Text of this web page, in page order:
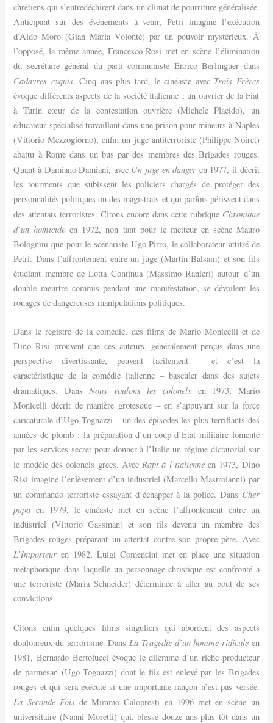
chrétiens qui s’entredéchirent dans un climat de pourriture généralisée.
Anticipant sur des événements à venir, Petri imagine l’exécution
d’Aldo Moro (Gian Maria Volontè) par un pouvoir mystérieux. À
l’opposé, la même année, Francesco Rosi met en scène l’élimination
du secrétaire général du parti communiste Enrico Berlinguer dans
Cadavres exquis. Cinq ans plus tard, le cinéaste avec Trois Frères
évoque différents aspects de la société italienne : un ouvrier de la Fiat
à Turin cœur de la contestation ouvrière (Michele Placido), un
éducateur spécialisé travaillant dans une prison pour mineurs à Naples
(Vittorio Mezzogiorno), enfin un juge antiterroriste (Philippe Noiret)
abattu à Rome dans un bus par des membres des Brigades rouges.
Quant à Damiano Damiani, avec Un juge en danger en 1977, il décrit
les tourments que subissent les policiers chargés de protéger des
personnalités politiques ou des magistrats et qui parfois périssent dans
des attentats terroristes. Citons encore dans cette rubrique Chronique
d’un homicide en 1972, non tant pour le metteur en scène Mauro
Bolognini que pour le scénariste Ugo Pirro, le collaborateur attitré de
Petri. Dans l’affrontement entre un juge (Martin Balsam) et son fils
étudiant membre de Lotta Continua (Massimo Ranieri) autour d’un
double meurtre commis pendant une manifestation, se dévoilent les
rouages de dangereuses manipulations politiques.
Dans le registre de la comédie, des films de Mario Monicelli et de
Dino Risi prouvent que ces auteurs, généralement perçus dans une
perspective divertissante, peuvent facilement – et c’est la
caractéristique de la comédie italienne – basculer dans des sujets
dramatiques. DansNous voulons les colonels en 1973, Mario
Monicelli décrit de manière grotesque – en s’appuyant sur la force
caricaturale d’Ugo Tognazzi – un des épisodes les plus terrifiants des
années de plomb : la préparation d’un coup d’État militaire fomenté
par les services secret pour donner à l’Italie un régime dictatorial sur
le modèle des colonels grecs. AvecRapt à l’italienneen 1973, Dino
Risi imagine l’enlèvement d’un industriel (Marcello Mastroianni) par
un commando terroriste essayant d’échapper à la police. Dans Cher
papa en 1979, le cinéaste met en scène l’affrontement entre un
industriel (Vittorio Gassman) et son fils devenu un membre des
Brigades rouges préparant un attentat contre son propre père. Avec
L’Imposteur en 1982, Luigi Comencini met en place une situation
métaphorique dans laquelle un personnage christique est confronté à
une terroriste (Maria Schneider) déterminée à aller au bout de ses
convictions.
Citons enfin quelques films singuliers qui abordent des aspects
douloureux du terrorisme. Dans La Tragédie d’un homme ridiculeen
1981, Bernardo Bertolucci évoque le dilemme d’un riche producteur
de parmesan (Ugo Tognazzi) dont le fils est enlevé par les Brigades
rouges et qui sera exécuté si une importante rançon n’est pas versée.
La Seconde Foisde Mimmo Calopresti en 1996 met en scène un
universitaire (Nanni Moretti) qui, blessé douze ans plus tôt dans un